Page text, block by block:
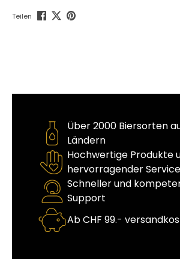
Teilen
Über 2000 Biersorten
Ländern
Hochwertige Produkte
hervorragender Service
Schneller und
Support
Ab CHF 99.-